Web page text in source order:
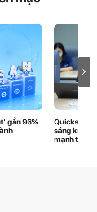
gần 96%
Quickshare
sáng kiến
mạnh